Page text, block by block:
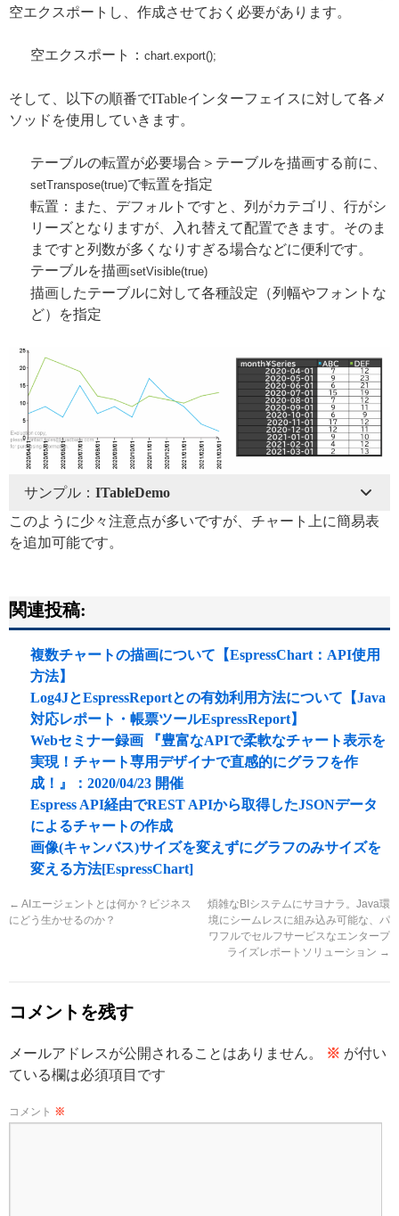
空エクスポートし、作成させておく必要があります。
空エクスポート： chart.export();
そして、以下の順番でITableインターフェイスに対して各メ
ソッドを使用していきます。
テーブルの転置が必要場合＞テーブルを描画する前に、
setTranspose(true)で転置を指定
転置：また、デフォルトですと、列がカテゴリ、行がシ
リーズとなりますが、入れ替えて配置できます。そのま
まですと列数が多くなりすぎる場合などに便利です。
テーブルを描画setVisible(true)
描画したテーブルに対して各種設定（列幅やフォントな
ど）を指定
サンプル：ITableDemo
このように少々注意点が多いですが、チャート上に簡易表
を追加可能です。
関連投稿:
複数チャートの描画について【EspressChart：API使用
方法】
Log4JとEspressReportとの有効利用方法について【Java
対応レポート・帳票ツールEspressReport】
Webセミナー録画 『豊富なAPIで柔軟なチャート表示を
実現！チャート専用デザイナで直感的にグラフを作
成！』：2020/04/23 開催
Espress API経由でREST APIから取得したJSONデータ
によるチャートの作成
画像(キャンバス)サイズを変えずにグラフのみサイズを
変える方法[EspressChart]
← AIエージェントとは何か？ビジネス
にどう生かせるのか？
煩雑なBIシステムにサヨナラ。Java環
境にシームレスに組み込み可能な、パ
ワフルでセルフサービスなエンタープ
ライズレポートソリューション →
コメントを残す
メールアドレスが公開されることはありません。 ※ が付い
ている欄は必須項目です
コメント ※